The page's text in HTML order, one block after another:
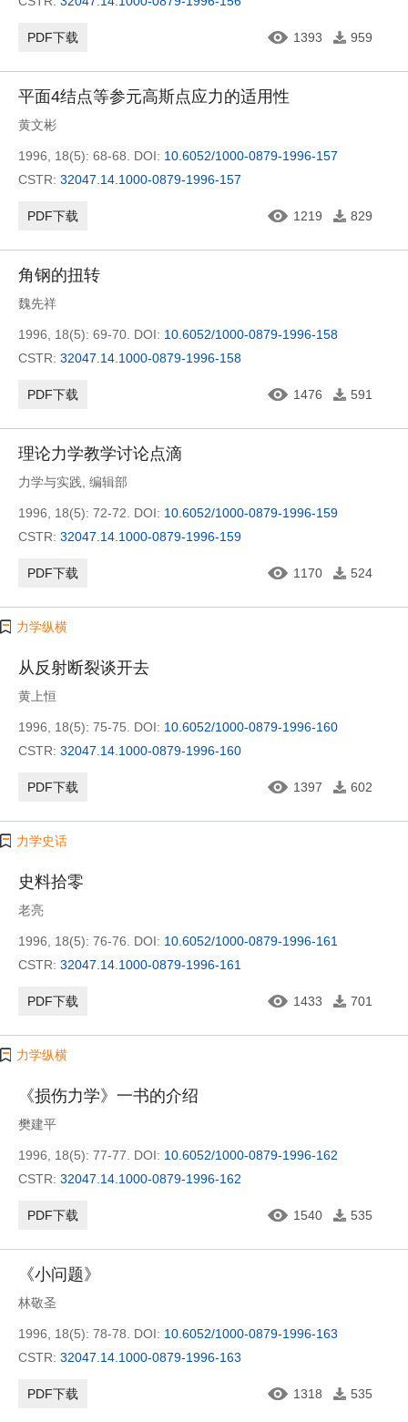
PDF下载 1393 959
平面4结点等参元高斯点应力的适用性
黄文彬
1996, 18(5): 68-68. DOI: 10.6052/1000-0879-1996-157
CSTR: 32047.14.1000-0879-1996-157
PDF下载 1219 829
角钢的扭转
魏先祥
1996, 18(5): 69-70. DOI: 10.6052/1000-0879-1996-158
CSTR: 32047.14.1000-0879-1996-158
PDF下载 1476 591
理论力学教学讨论点滴
力学与实践 编辑部
1996, 18(5): 72-72. DOI: 10.6052/1000-0879-1996-159
CSTR: 32047.14.1000-0879-1996-159
PDF下载 1170 524
力学纵横
从反射断裂谈开去
黄上恒
1996, 18(5): 75-75. DOI: 10.6052/1000-0879-1996-160
CSTR: 32047.14.1000-0879-1996-160
PDF下载 1397 602
力学史话
史料拾零
老亮
1996, 18(5): 76-76. DOI: 10.6052/1000-0879-1996-161
CSTR: 32047.14.1000-0879-1996-161
PDF下载 1433 701
力学纵横
《损伤力学》一书的介绍
樊建平
1996, 18(5): 77-77. DOI: 10.6052/1000-0879-1996-162
CSTR: 32047.14.1000-0879-1996-162
PDF下载 1540 535
《小问题》
林敬圣
1996, 18(5): 78-78. DOI: 10.6052/1000-0879-1996-163
CSTR: 32047.14.1000-0879-1996-163
PDF下载 1318 535